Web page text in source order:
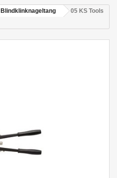
Blindklinknageltang
05 KS Tools